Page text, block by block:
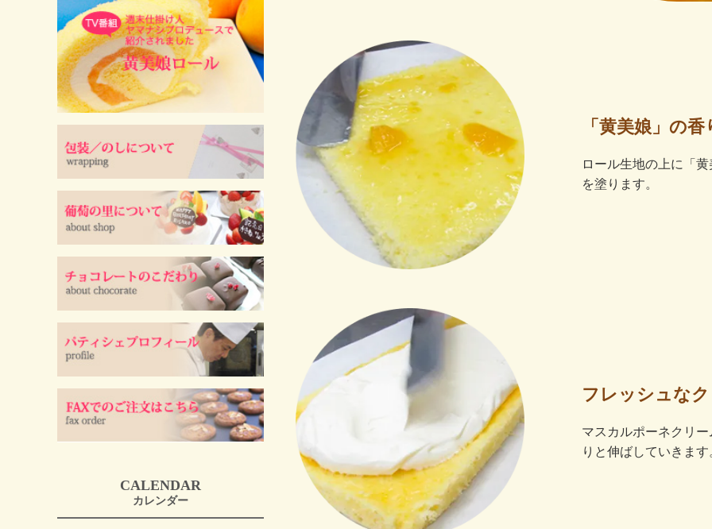
「黄美娘」の香
ロール生地の上に「
を塗ります。
フレッシュな
マスカルポーネクリ
りと伸ばしていきます